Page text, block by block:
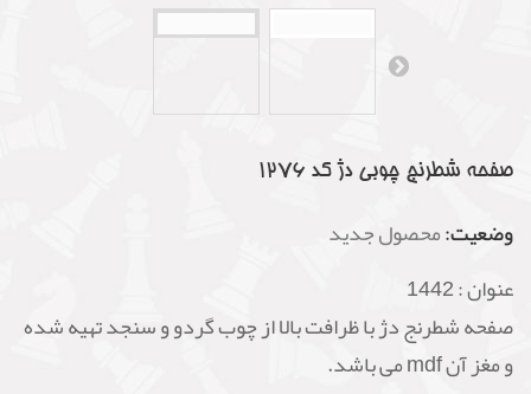
صفحه شطرنج چوبی دژ کد 1276
وضعیت:محصول جدید
عنوان :1442
صفحه شطرنج دژ با ظرافت بالا از چوب گردو و سنجد تهیه شده
و مغز آن mdf می باشد.